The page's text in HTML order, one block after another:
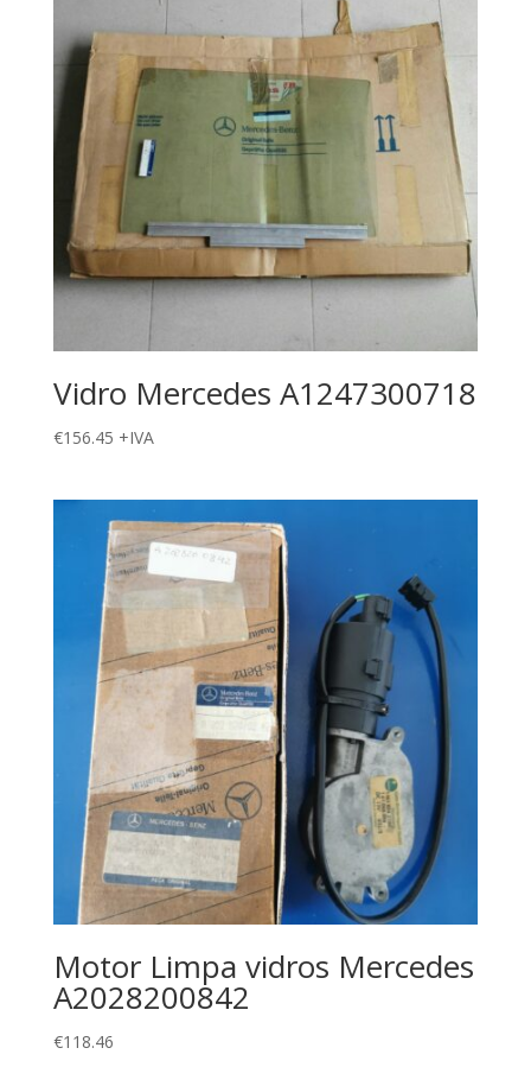
Vidro Mercedes A1247300718
€156.45 +IVA
Motor Limpa vidros Mercedes
A2028200842
€118.46